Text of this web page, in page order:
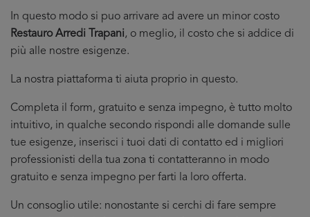
In questo modo si puo arrivare ad avere un minor costo
Restauro Arredi Trapani, o meglio, il costo che si addice di
più alle nostre esigenze.
La nostra piattaforma ti aiuta proprio in questo.
Completa il form, gratuito e senza impegno, è tutto molto
intuitivo, in qualche secondo rispondi alle domande sulle
tue esigenze, inserisci i tuoi dati di contatto ed i migliori
professionisti della tua zona ti contatteranno in modo
gratuito e senza impegno per farti la loro offerta.
Un consoglio utile: nonostante si cerchi di fare sempre